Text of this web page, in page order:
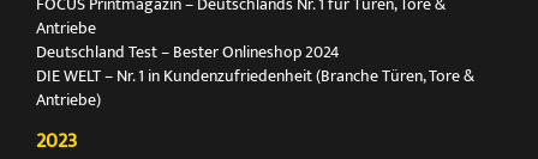
Antriebe
Deutschland Test – Bester Onlineshop 2024
DIE WELT – Nr. 1 in Kundenzufriedenheit (Branche Türen, Tore &
Antriebe)
2023